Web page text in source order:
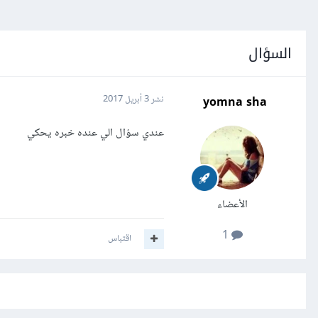
السؤال
yomna sha
الأعضاء
نشر3 أبريل 2017
عندي سؤال الي عنده خبره يحكي
اقتباس